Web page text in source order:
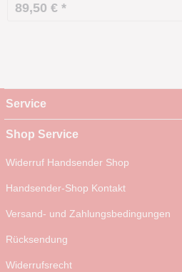
89,50 € *
Service
Shop Service
Widerruf Handsender Shop
Handsender-Shop Kontakt
Versand- und Zahlungsbedingungen
Rücksendung
Widerrufsrecht